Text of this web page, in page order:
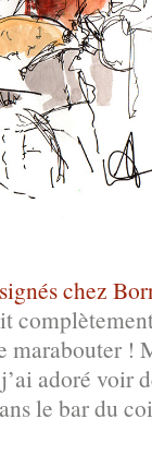
signés chez
!
adoré voir
le bar du